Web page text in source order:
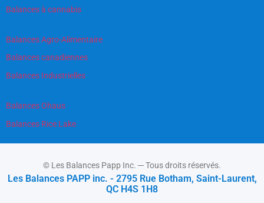
Balances à cannabis
Balances Agro-Alimentaire
Balances canadiennes
Balances Industrielles
Balances Ohaus
Balances Rice Lake
© Les Balances Papp Inc. ─ Tous droits réservés.
Les Balances PAPP inc. - 2795 Rue Botham, Saint-Laurent,
QC H4S 1H8